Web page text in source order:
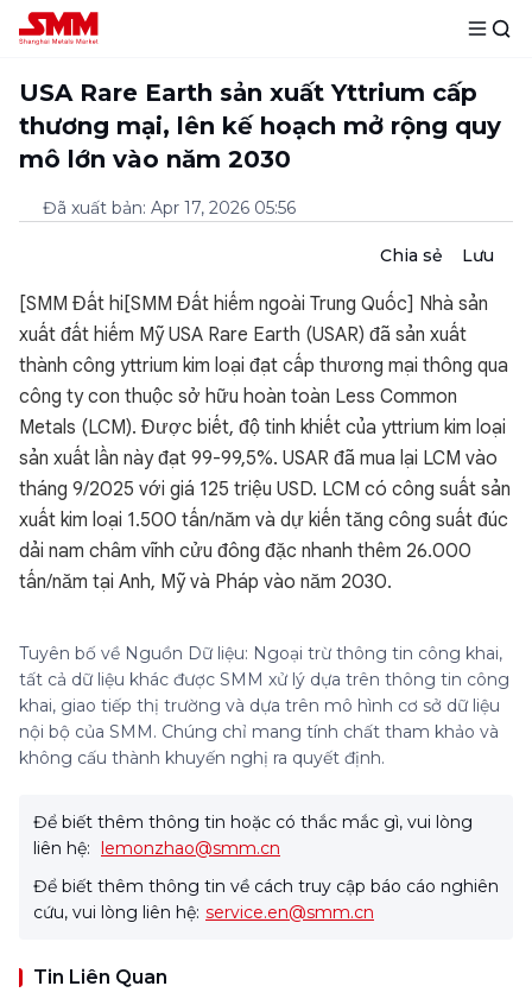
USA Rare Earth sản xuất Yttrium cấp
thương mại, lên kế hoạch mở rộng quy
mô lớn vào năm 2030
Đã xuất bản: Apr 17, 2026 05:56
Chia sẻ Lưu
[SMM Đất hi[SMM Đất hiếm ngoài Trung Quốc] Nhà sản
xuất đất hiếm Mỹ USA Rare Earth (USAR) đã sản xuất
thành công yttrium kim loại đạt cấp thương mại thông qua
công ty con thuộc sở hữu hoàn toàn Less Common
Metals (LCM). Được biết, độ tinh khiết của yttrium kim loại
sản xuất lần này đạt 99-99,5%. USAR đã mua lại LCM vào
tháng 9/2025 với giá 125 triệu USD. LCM có công suất sản
xuất kim loại 1.500 tấn/năm và dự kiến tăng công suất đúc
dải nam châm vĩnh cửu đông đặc nhanh thêm 26.000
tấn/năm tại Anh, Mỹ và Pháp vào năm 2030.
Tuyên bố về Nguồn Dữ liệu: Ngoại trừ thông tin công khai,
tất cả dữ liệu khác được SMM xử lý dựa trên thông tin công
khai, giao tiếp thị trường và dựa trên mô hình cơ sở dữ liệu
nội bộ của SMM. Chúng chỉ mang tính chất tham khảo và
không cấu thành khuyến nghị ra quyết định.
Để biết thêm thông tin hoặc có thắc mắc gì, vui lòng
liên hệ: lemonzhao@smm.cn
Để biết thêm thông tin về cách truy cập báo cáo nghiên
cứu, vui lòng liên hệ: service.en@smm.cn
Tin Liên Quan